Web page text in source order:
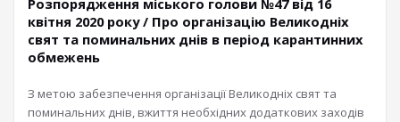
Розпорядження міського голови №47 від 16
квітня 2020 року / Про організацію Великодніх
свят та поминальних днів в період карантинних
обмежень
З метою забезпечення організації Великодніх свят та
поминальних днів, вжиття необхідних додаткових заходів